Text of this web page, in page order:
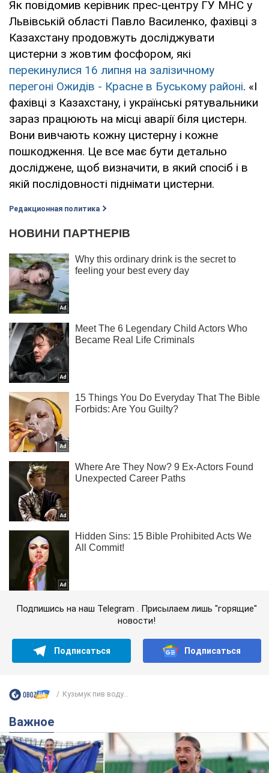
Як повідомив керівник прес-центру ГУ МНС у
Львівській області Павло Василенко, фахівці з
Казахстану продовжуть досліджувати
цистерни з жовтим фосфором, які
перекинулися 16 липня на залізичному
перегоні Ожидів - Красне в Буському районі. «І
фахівці з Казахстану, і українські рятувальники
зараз працюють на місці аварії біля цистерн.
Вони вивчають кожну цистерну і кожне
пошкодження. Це все має бути детально
досліджене, щоб визначити, в який спосіб і в
якій послідовності піднімати цистерни.
Редакционная политика
Подпишись на наш Telegram . Присылаем лишь "горящие"
новости!
Подписаться Подписаться
Кузьмук пив воду...
Важное